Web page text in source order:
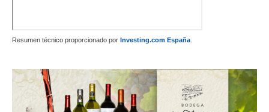
Resumen técnico proporcionado por Investing.com España